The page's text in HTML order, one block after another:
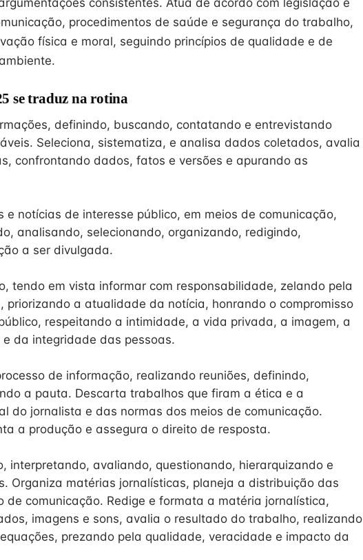
consistentes. Atua de acordo com legislação e
procedimentos de saúde e segurança do trabalho,
física e moral, seguindo princípios de qualidade e de
se traduz na rotina
definindo, buscando, contatando e entrevistando
Seleciona, sistematiza, e analisa dados coletados, avalia
confrontando dados, fatos e versões e apurando as
e notícias de interesse público, em meios de comunicação,
analisando, selecionando, organizando, redigindo,
a ser divulgada.
tendo em vista informar com responsabilidade, zelando pela
priorizando a atualidade da notícia, honrando o compromisso
respeitando a intimidade, a vida privada, a imagem, a
da integridade das pessoas.
de informação, realizando reuniões, definindo,
a pauta. Descarta trabalhos que firam a ética e a
do jornalista e das normas dos meios de comunicação.
a produção e assegura o direito de resposta.
interpretando, avaliando, questionando, hierarquizando e
Organiza matérias jornalísticas, planeja a distribuição das
de comunicação. Redige e formata a matéria jornalística,
imagens e sons, avalia o resultado do trabalho, realizando
prezando pela qualidade, veracidade e impacto da